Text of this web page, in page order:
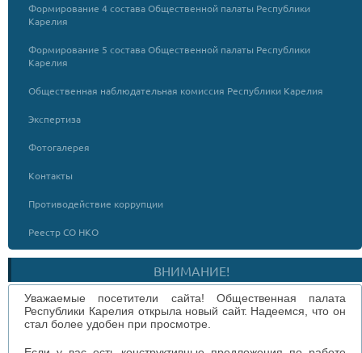
Формирование 4 состава Общественной палаты Республики
Карелия
Формирование 5 состава Общественной палаты Республики
Карелия
Общественная наблюдательная комиссия Республики Карелия
Экспертиза
Фотогалерея
Контакты
Противодействие коррупции
Реестр СО НКО
ВНИМАНИЕ!
Уважаемые посетители сайта! Общественная палата
Республики Карелия открыла новый сайт. Надеемся, что он
стал более удобен при просмотре.